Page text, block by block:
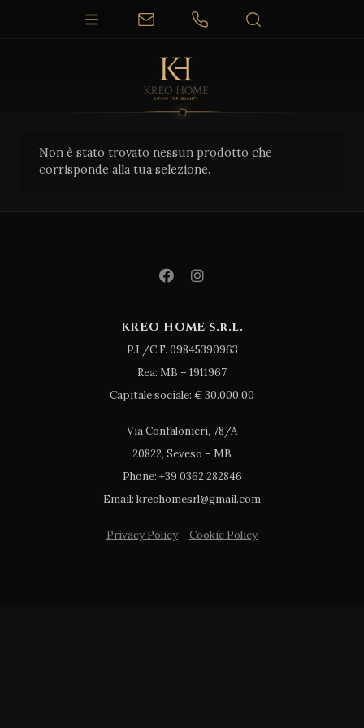
Non è stato trovato nessun prodotto che
corrisponde alla tua selezione.
KREO HOME s.r.l.
P.I./C.F. 09845390963
Rea: MB – 1911967
Capitale sociale: € 30.000,00
Via Confalonieri, 78/A
20822, Seveso – MB
Phone: +39 0362 282846
Email: kreohomesrl@gmail.com
Privacy Policy– Cookie Policy